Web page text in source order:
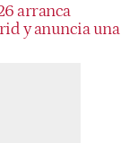
arranca
y anuncia una